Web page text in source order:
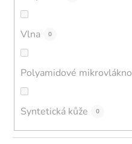
Vlna 0
Polyamidové mikrovlákno
Syntetická kůže 0